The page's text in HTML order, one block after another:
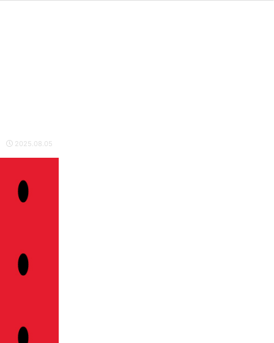
2025.08.05